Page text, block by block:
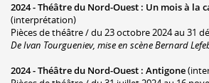
2024 -Théâtre du Nord-Ouest : Un mois à la
(interprétation)
Pièces de théâtre / du 23 octobre 2024 au 31
De Ivan Tourgueniev, mise en scène Bernard
2024 -Théâtre du Nord-Ouest : Antigone